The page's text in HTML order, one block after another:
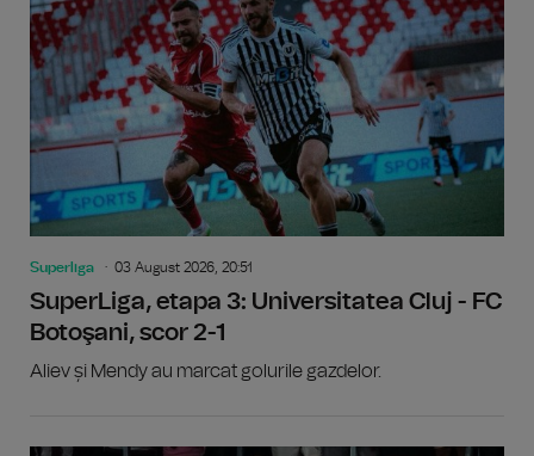
Superliga 03 August 2026, 20:51
SuperLiga, etapa 3: Universitatea Cluj - FC
Botoşani, scor 2-1
Aliev și Mendy au marcat golurile gazdelor.